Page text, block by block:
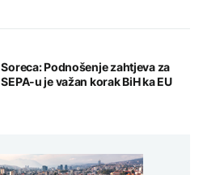
Soreca: Podnošenje zahtjeva za
SEPA-u je važan korak BiH ka EU